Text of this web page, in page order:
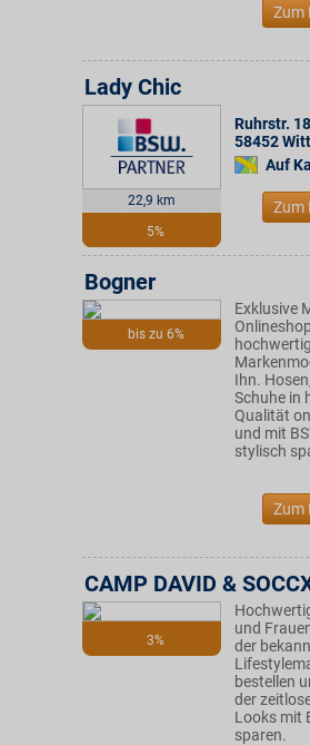
Zum
22,9 km
5%
Lady Chic
Ruhrstr. 18
58452
Auf
Zum
bis zu 6%
Bogner
Exklusive
Ihn.
Schuhe in
Qualität
und mit
stylisch
Zum
3%
CAMP DAVID &
und
der
bestellen
der
Looks mit
sparen.